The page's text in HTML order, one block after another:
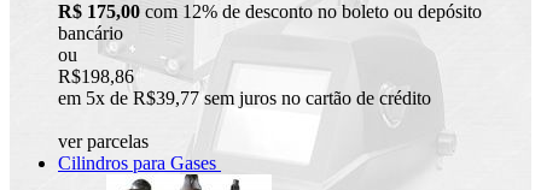
R$ 175,00 com 12% de desconto no boleto ou depósito
bancário
ou
R$198,86
em 5x de R$39,77 sem juros no cartão de crédito
ver parcelas
Cilindros para Gases